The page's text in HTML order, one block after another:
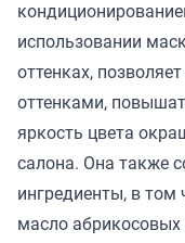
использовании
оттенках,
оттенками,
яркость цвета
салона. Она также
ингредиенты, в том
масло абрикосовых